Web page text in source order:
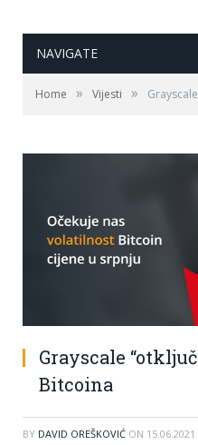
NAVIGATE
Home » Vijesti »
Grayscale
Bitcoina
BY DAVID OREŠKOVIĆ ON 15.06.2021